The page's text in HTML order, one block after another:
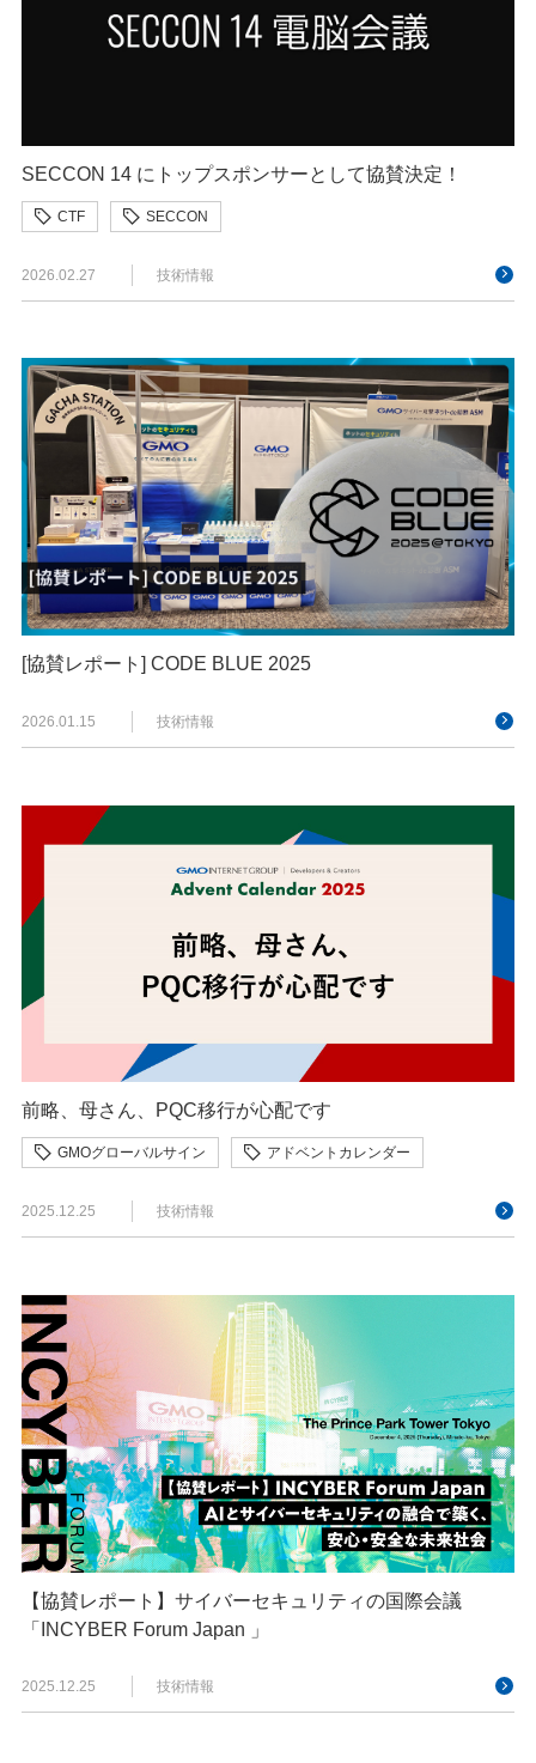
SECCON 14 にトップスポンサーとして協賛決定！
CTF SECCON
2026.02.27 技術情報
[協賛レポート] CODE BLUE 2025
2026.01.15 技術情報
前略、母さん、PQC移行が心配です
GMOグローバルサイン アドベントカレンダー
2025.12.25 技術情報
【協賛レポート】サイバーセキュリティの国際会議
「INCYBER Forum Japan 」
2025.12.25 技術情報